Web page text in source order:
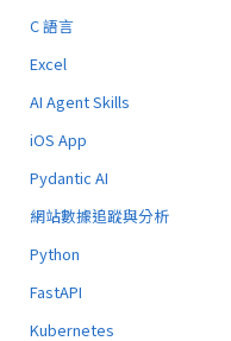
C 語言
Excel
AI Agent Skills
iOS App
Pydantic AI
網站數據追蹤與分析
Python
FastAPI
Kubernetes